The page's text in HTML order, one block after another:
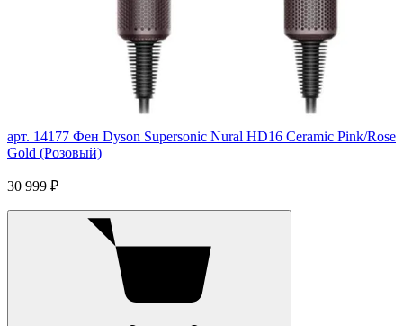
арт. 14177 Фен Dyson Supersonic Nural HD16 Ceramic Pink/Rose
Gold (Розовый)
30 999 ₽